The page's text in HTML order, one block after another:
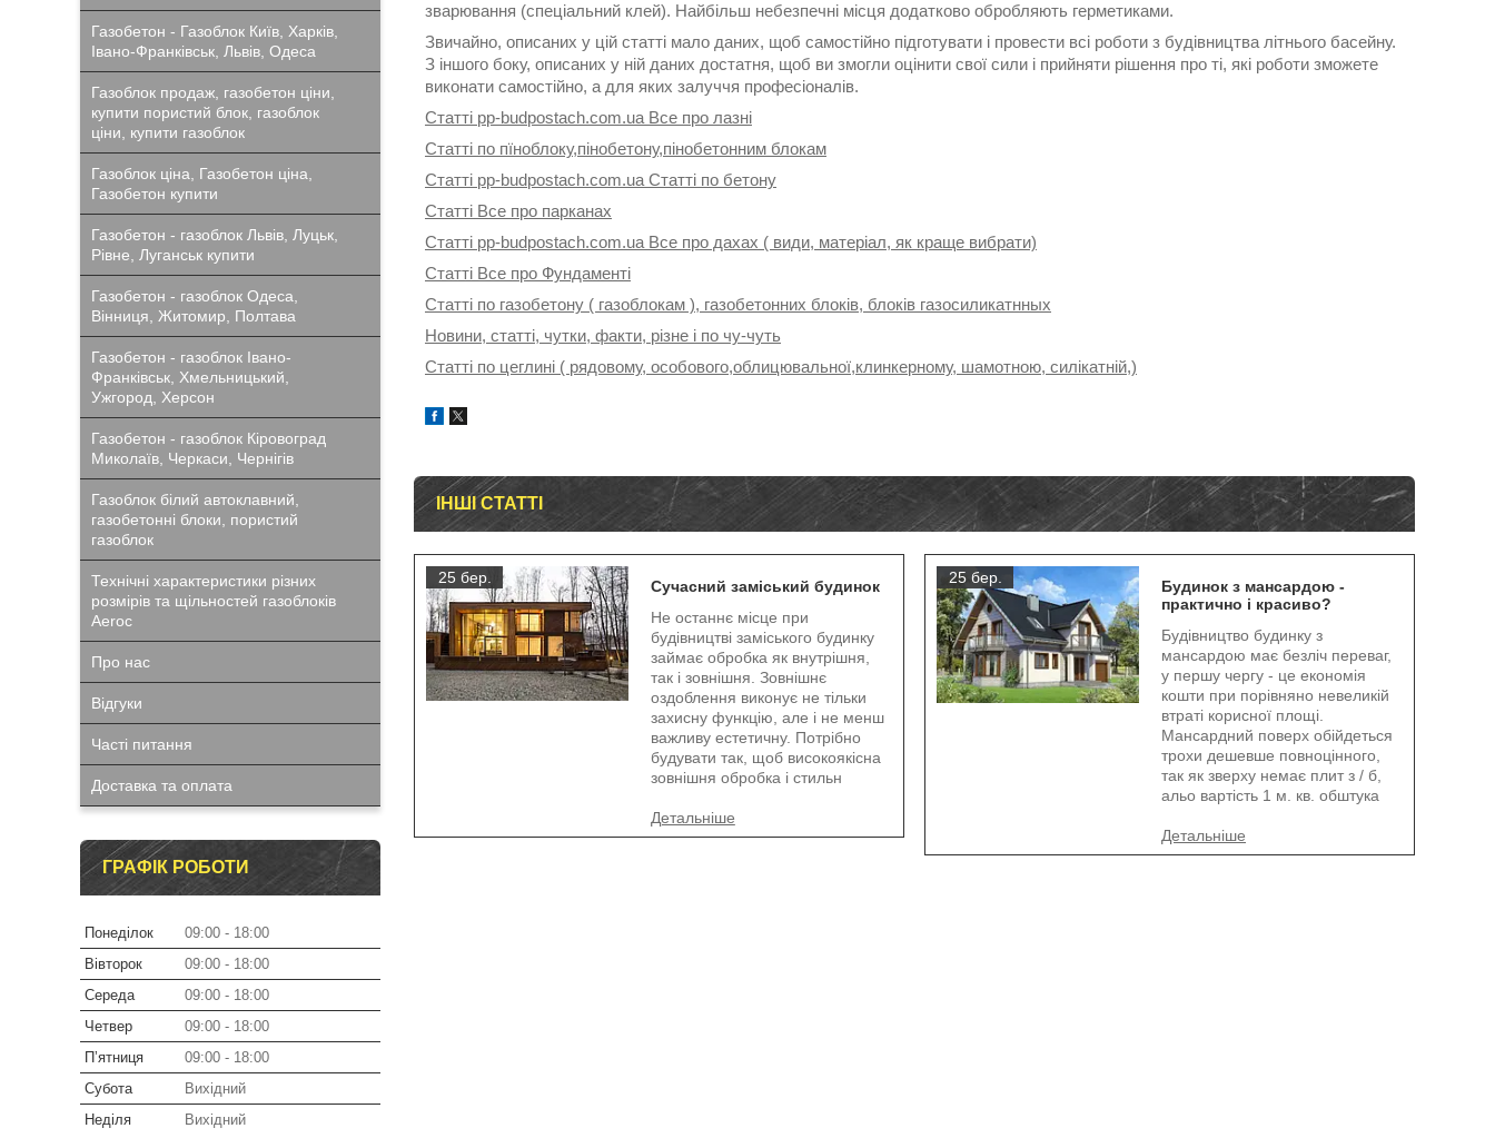
зварювання (спеціальний клей). Найбільш небезпечні місця додатково обробляють герметиками.
Звичайно, описаних у цій статті мало даних, щоб самостійно підготувати і провести всі роботи з будівництва літнього басейну.
З іншого боку, описаних у ній даних достатня, щоб ви змогли оцінити свої сили і прийняти рішення про ті, які роботи зможете
виконати самостійно, а для яких залуччя професіоналів.
Статті pp-budpostach.com.ua Все про лазні
Статті по пїноблоку,пінобетону,пінобетонним блокам
Статті pp-budpostach.com.ua Статті по бетону
Статті Все про парканах
Статті pp-budpostach.com.ua Все про дахах ( види, матеріал, як краще вибрати)
Статті Все про Фундаменті
Статті по газобетону ( газоблокам ), газобетонних блоків, блоків газосиликатнных
Новини, статті, чутки, факти, різне і по чу-чуть
Статті по цеглині ( рядовому, особового,облицювальної,клинкерному, шамотною, силікатній,)
ІНШІ СТАТТІ
25 бер.
Сучасний заміський будинок
Не останнє місце при
будівництві заміського будинку
займає обробка як внутрішня,
так і зовнішня. Зовнішнє
оздоблення виконує не тільки
захисну функцію, але і не менш
важливу естетичну. Потрібно
будувати так, щоб високоякісна
зовнішня обробка і стильн
25 бер.
Будинок з мансардою -
практично і красиво?
Будівництво будинку з
мансардою має безліч переваг,
у першу чергу - це економія
кошти при порівняно невеликій
втраті корисної площі.
Мансардний поверх обійдеться
трохи дешевше повноцінного,
так як зверху немає плит з / б,
альо вартість 1 м. кв. обштука
Газобетон - Газоблок Київ, Харків,
Івано-Франківськ, Львів, Одеса
Газоблок продаж, газобетон ціни,
купити пористий блок, газоблок
ціни, купити газоблок
Газоблок ціна, Газобетон ціна,
Газобетон купити
Газобетон - газоблок Львів, Луцьк,
Рівне, Луганськ купити
Газобетон - газоблок Одеса,
Вінниця, Житомир, Полтава
Газобетон - газоблок Івано-
Франківськ, Хмельницький,
Ужгород, Херсон
Газобетон - газоблок Кіровоград
Миколаїв, Черкаси, Чернігів
Газоблок білий автоклавний,
газобетонні блоки, пористий
газоблок
Технічні характеристики різних
розмірів та щільностей газоблоків
Aeroc
Про нас
Відгуки
Часті питання
Доставка та оплата
ГРАФІК РОБОТИ
Понеділок 09:00
18:00
Вівторок
09:00
18:00
Середа
09:00
18:00
Четвер
09:00
18:00
Пʼятниця
09:00
18:00
Субота
Вихідний
Неділя
Вихідний